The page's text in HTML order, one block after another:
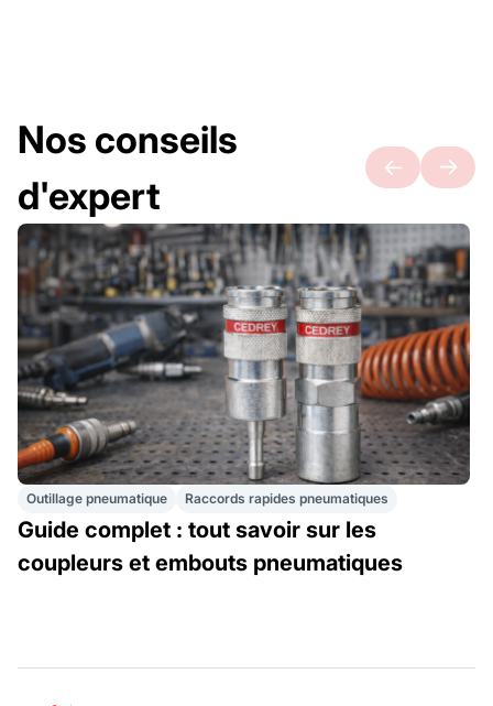
Nos conseils
d'expert
Outillage pneumatique Raccords rapides pneumatiques
Guide complet : tout savoir sur les
coupleurs et embouts pneumatiques